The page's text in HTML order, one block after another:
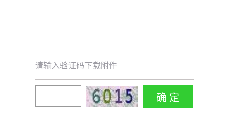
请输入验证码下载附件